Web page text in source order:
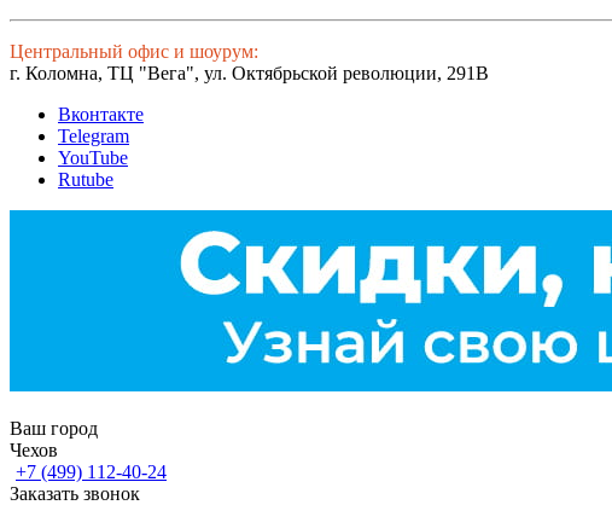
Центральный офис и шоурум:
г. Коломна, ТЦ "Вега", ул. Октябрьской революции, 291В
Вконтакте
Telegram
YouTube
Rutube
Ваш город
Чехов
+7 (499) 112-40-24
Заказать звонок